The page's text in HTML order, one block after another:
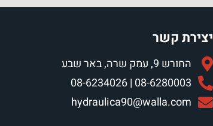
יצירת קשר
החורש 9, עמק שרה, באר שבע
08-6280003 | 08-6234026
hydraulica90@walla.com